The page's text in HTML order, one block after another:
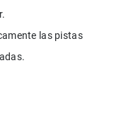
las pistas